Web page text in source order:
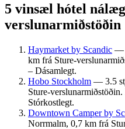
5 vinsæl hótel
verslunarmiðstöðin
Haymarket by Scandic —
km frá Sture-
– Dásamlegt.
Hobo Stockholm — 3.5
Sture-
Stórkostlegt.
Downtown Camper by
Norrmalm, 0,7 km frá